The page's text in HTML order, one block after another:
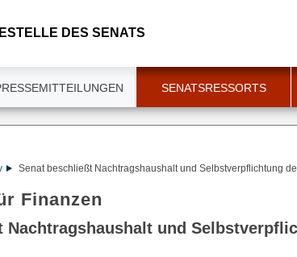
DES SENATS
SENATSRESSORTS
Senat beschließt Nachtragshaushalt und Selbstverpflichtung
Finanzen
Nachtragshaushalt und